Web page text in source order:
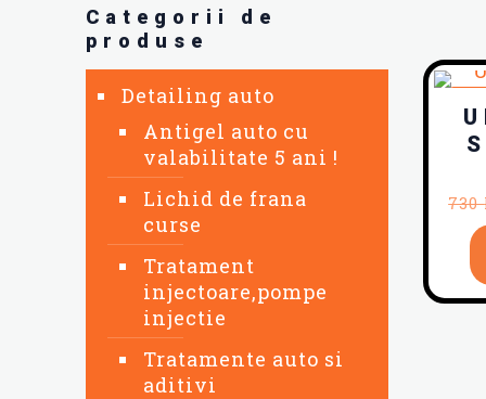
Categorii de
produse
Detailing auto
Antigel auto cu
valabilitate 5 ani !
Lichid de frana
curse
Tratament
injectoare,pompe
injectie
Tratamente auto si
aditivi
730